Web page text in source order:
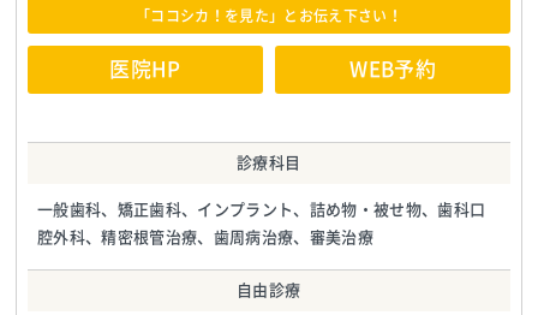
「ココシカ！を見た」とお伝え下さい！
医院HP WEB予約
診療科目
一般歯科、矯正歯科、インプラント、詰め物・被せ物、歯科口
腔外科、精密根管治療、歯周病治療、審美治療
自由診療